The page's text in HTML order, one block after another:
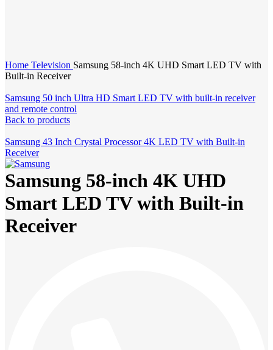
Home Television Samsung 58-inch 4K UHD Smart LED TV with
Built-in Receiver
Samsung 50 inch Ultra HD Smart LED TV with built-in receiver
and remote control
Back to products
Samsung 43 Inch Crystal Processor 4K LED TV with Built-in
Receiver
Samsung 58-inch 4K UHD
Smart LED TV with Built-in
Receiver